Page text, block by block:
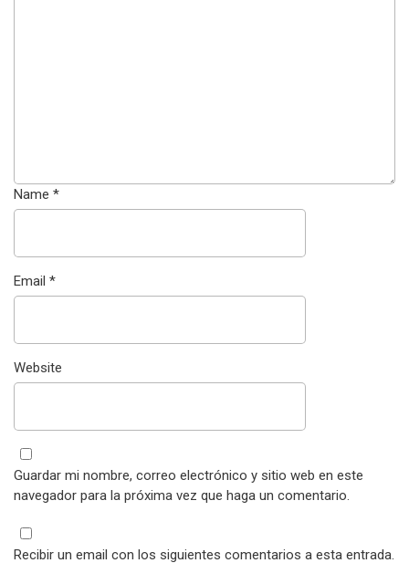
Name *
Email *
Website
Guardar mi nombre, correo electrónico y sitio web en este
navegador para la próxima vez que haga un comentario.
Recibir un email con los siguientes comentarios a esta entrada.